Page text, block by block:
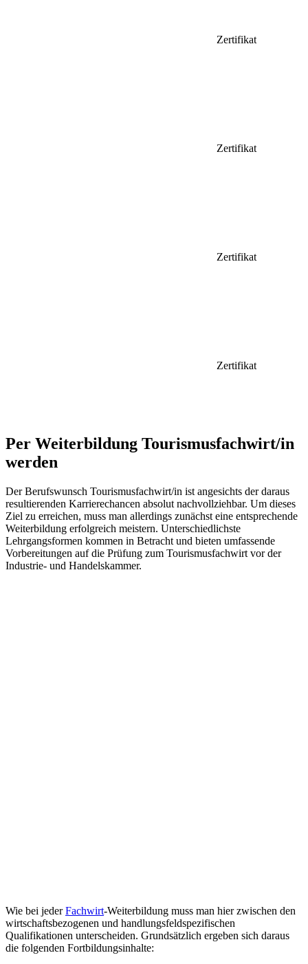
Zertifikat
Zertifikat
Zertifikat
Zertifikat
Per Weiterbildung Tourismusfachwirt/in
werden
Der Berufswunsch Tourismusfachwirt/in ist angesichts der daraus
resultierenden Karrierechancen absolut nachvollziehbar. Um dieses
Ziel zu erreichen, muss man allerdings zunächst eine entsprechende
Weiterbildung erfolgreich meistern. Unterschiedlichste
Lehrgangsformen kommen in Betracht und bieten umfassende
Vorbereitungen auf die Prüfung zum Tourismusfachwirt vor der
Industrie- und Handelskammer.
Wie bei jederFachwirt-Weiterbildung muss man hier zwischen den
wirtschaftsbezogenen und handlungsfeldspezifischen
Qualifikationen unterscheiden. Grundsätzlich ergeben sich daraus
die folgenden Fortbildungsinhalte: